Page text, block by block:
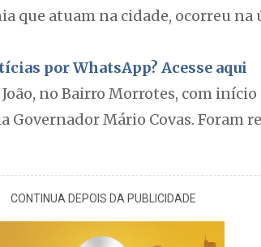
que atuam na cidade, ocorreu
por WhatsApp? Acesse aqui
no Bairro Morrotes, com
Governador Mário Covas. Foram
CONTINUA DEPOIS DA PUBLICIDADE